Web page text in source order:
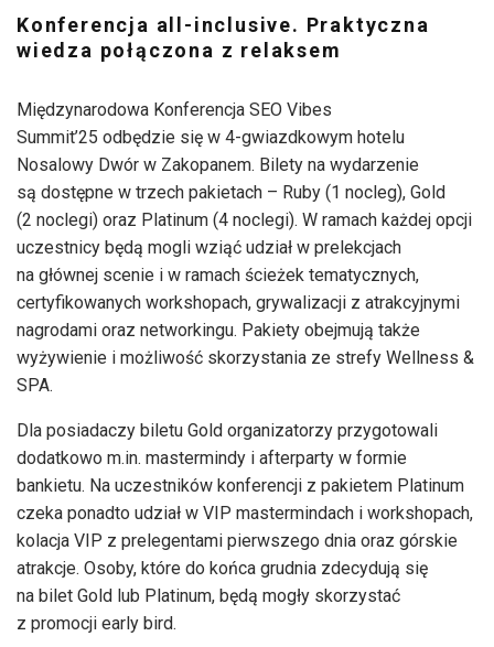
Konferencja all-inclusive. Praktyczna
wiedza połączona z relaksem
Międzynarodowa Konferencja SEO Vibes
Summit’25 odbędzie się w 4-gwiazdkowym hotelu
Nosalowy Dwór w Zakopanem. Bilety na wydarzenie
są dostępne w trzech pakietach – Ruby (1 nocleg), Gold
(2 noclegi) oraz Platinum (4 noclegi). W ramach każdej opcji
uczestnicy będą mogli wziąć udział w prelekcjach
na głównej scenie i w ramach ścieżek tematycznych,
certyfikowanych workshopach, grywalizacji z atrakcyjnymi
nagrodami oraz networkingu. Pakiety obejmują także
wyżywienie i możliwość skorzystania ze strefy Wellness &
SPA.
Dla posiadaczy biletu Gold organizatorzy przygotowali
dodatkowo m.in. mastermindy i afterparty w formie
bankietu. Na uczestników konferencji z pakietem Platinum
czeka ponadto udział w VIP mastermindach i workshopach,
kolacja VIP z prelegentami pierwszego dnia oraz górskie
atrakcje. Osoby, które do końca grudnia zdecydują się
na bilet Gold lub Platinum, będą mogły skorzystać
z promocji early bird.